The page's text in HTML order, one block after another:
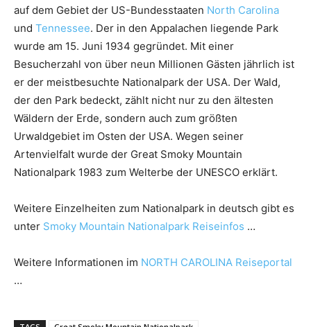
auf dem Gebiet der US-Bundesstaaten North Carolina
und Tennessee. Der in den Appalachen liegende Park
wurde am 15. Juni 1934 gegründet. Mit einer
Besucherzahl von über neun Millionen Gästen jährlich ist
er der meistbesuchte Nationalpark der USA. Der Wald,
der den Park bedeckt, zählt nicht nur zu den ältesten
Wäldern der Erde, sondern auch zum größten
Urwaldgebiet im Osten der USA. Wegen seiner
Artenvielfalt wurde der Great Smoky Mountain
Nationalpark 1983 zum Welterbe der UNESCO erklärt.
Weitere Einzelheiten zum Nationalpark in deutsch gibt es
unter Smoky Mountain Nationalpark Reiseinfos …
Weitere Informationen im NORTH CAROLINA Reiseportal
…